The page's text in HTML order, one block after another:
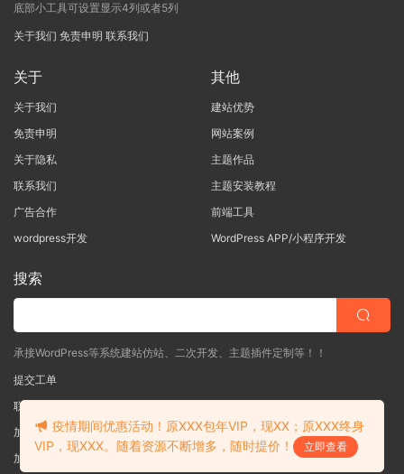
底部小工具可设置显示4列或者5列
关于我们 免责申明 联系我们
关于
关于我们
免责申明
关于隐私
联系我们
广告合作
wordpress开发
其他
建站优势
网站案例
主题作品
主题安装教程
前端工具
WordPress APP/小程序开发
搜索
承接WordPress等系统建站仿站、二次开发、主题插件定制等！！
提交工单
联系客服
加入QQ一群（验证: mobantu）
加入QQ二群
疫情期间优惠活动！原XXX包年VIP，现XX；原XXX终身
VIP，现XXX。随着资源不断增多，随时提价！
立即查看